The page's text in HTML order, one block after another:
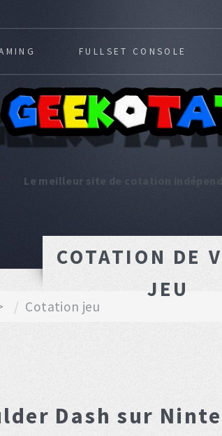
Le meilleur site de cotation
FULLSET CONSOLE
COTATION DE
JEU
Cotation jeu
Dash sur